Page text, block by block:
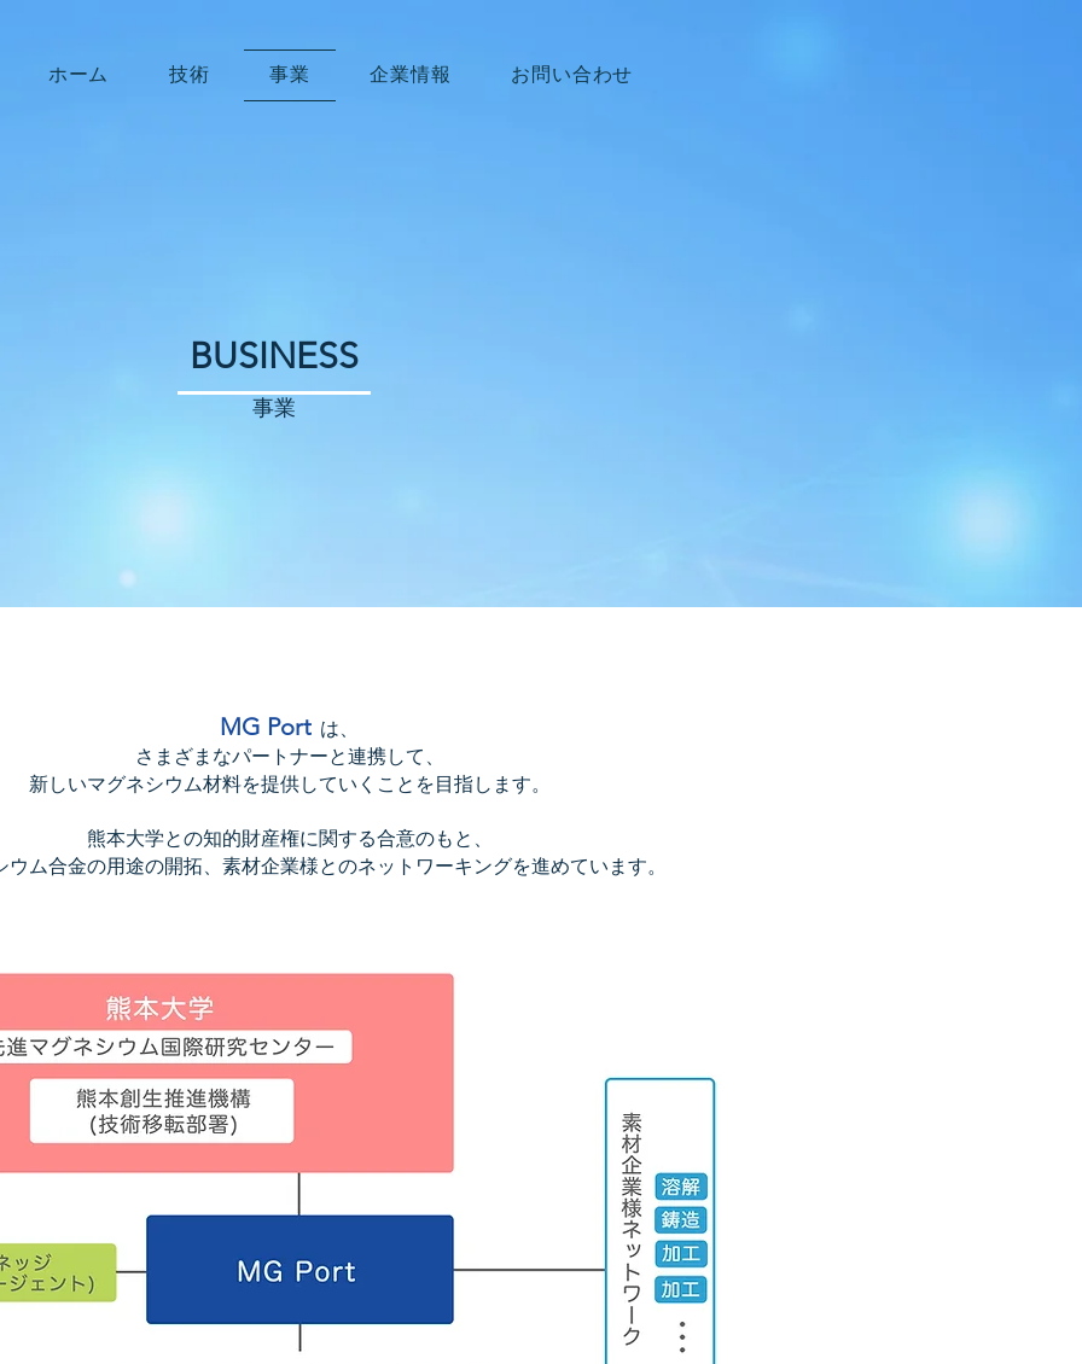
ホーム 技術 事業 企業情報 お問い合わせ
BUSINESS
事業
MG Port は、
さまざまなパートナーと連携して、
新しいマグネシウム材料を提供していくことを目指します。
熊本大学との知的財産権に関する合意のもと、
ウム合金の用途の開拓、素材企業様とのネットワーキングを進めています。